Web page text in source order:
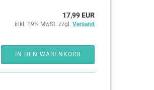
17,99 EUR
inkl. 19% MwSt. zzgl. Versand
IN DEN WARENKORB